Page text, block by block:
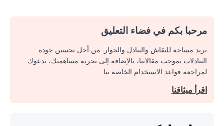
مرحبا بكم في فضاء التعليق
نريد مساحة للنقاش والتبادل والحوار. من أجل تحسين جودة
التبادلات بموجب مقالاتنا، بالإضافة إلى تجربة مساهمتك، ندعوك
لمراجعة قواعد الاستخدام الخاصة بنا.
اقرأ ميثاقنا